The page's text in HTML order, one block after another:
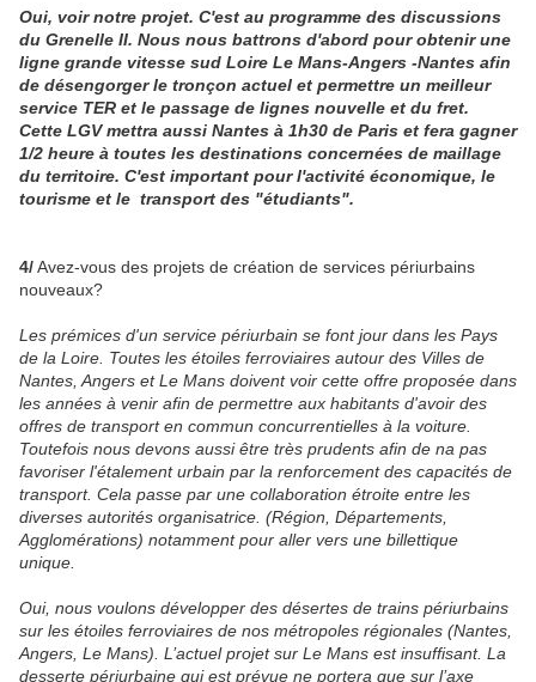
Oui, voir notre projet. C'est au programme des discussions
du Grenelle II. Nous nous battrons d'abord pour obtenir une
ligne grande vitesse sud Loire Le Mans-Angers -Nantes afin
de désengorger le tronçon actuel et permettre un meilleur
service TER et le passage de lignes nouvelle et du fret.
Cette LGV mettra aussi Nantes à 1h30 de Paris et fera gagner
1/2 heure à toutes les destinations concernées de maillage
du territoire. C'est important pour l'activité économique, le
tourisme et le transport des "étudiants".
4/Avez-vous des projets de création de services périurbains
nouveaux?
Les prémices d'un service périurbain se font jour dans les Pays
de la Loire. Toutes les étoiles ferroviaires autour des Villes de
Nantes, Angers et Le Mans doivent voir cette offre proposée dans
les années à venir afin de permettre aux habitants d'avoir des
offres de transport en commun concurrentielles à la voiture.
Toutefois nous devons aussi être très prudents afin de na pas
favoriser l'étalement urbain par la renforcement des capacités de
transport. Cela passe par une collaboration étroite entre les
diverses autorités organisatrice. (Région, Départements,
Agglomérations) notamment pour aller vers une billettique
unique.
Oui, nous voulons développer des désertes de trains périurbains
sur les étoiles ferroviaires de nos métropoles régionales (Nantes,
Angers, Le Mans). L’actuel projet sur Le Mans est insuffisant. La
desserte périurbaine qui est prévue ne portera que sur l’axe